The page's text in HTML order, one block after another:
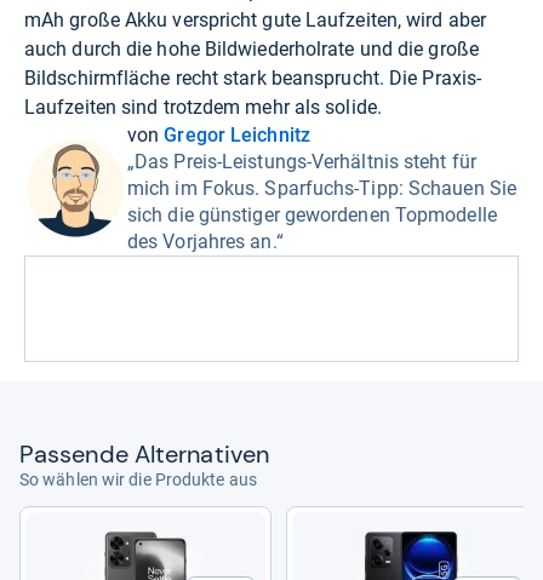
mAh große Akku verspricht gute Laufzeiten, wird aber
auch durch die hohe Bildwiederholrate und die große
Bildschirmfläche recht stark beansprucht. Die Praxis-
Laufzeiten sind trotzdem mehr als solide.
vonGregor Leichnitz
„Das Preis-Leistungs-Verhältnis steht für
mich im Fokus. Sparfuchs-Tipp: Schauen Sie
sich die günstiger gewordenen Topmodelle
des Vorjahres an.“
Pas­sende Alter­na­ti­ven
So wählen wir die Produkte aus